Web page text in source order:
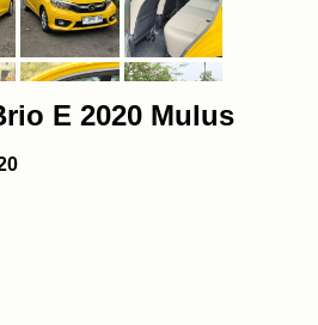
E 2020 Mulus